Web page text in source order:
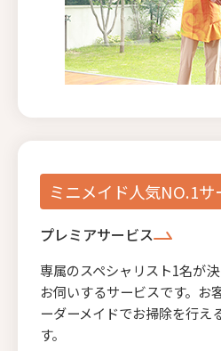
ミニメイド人気NO.1サ
プレミアサービス
専属のスペシャリスト1名が
お伺いするサービスです。お
ーダーメイドでお掃除を行え
す。